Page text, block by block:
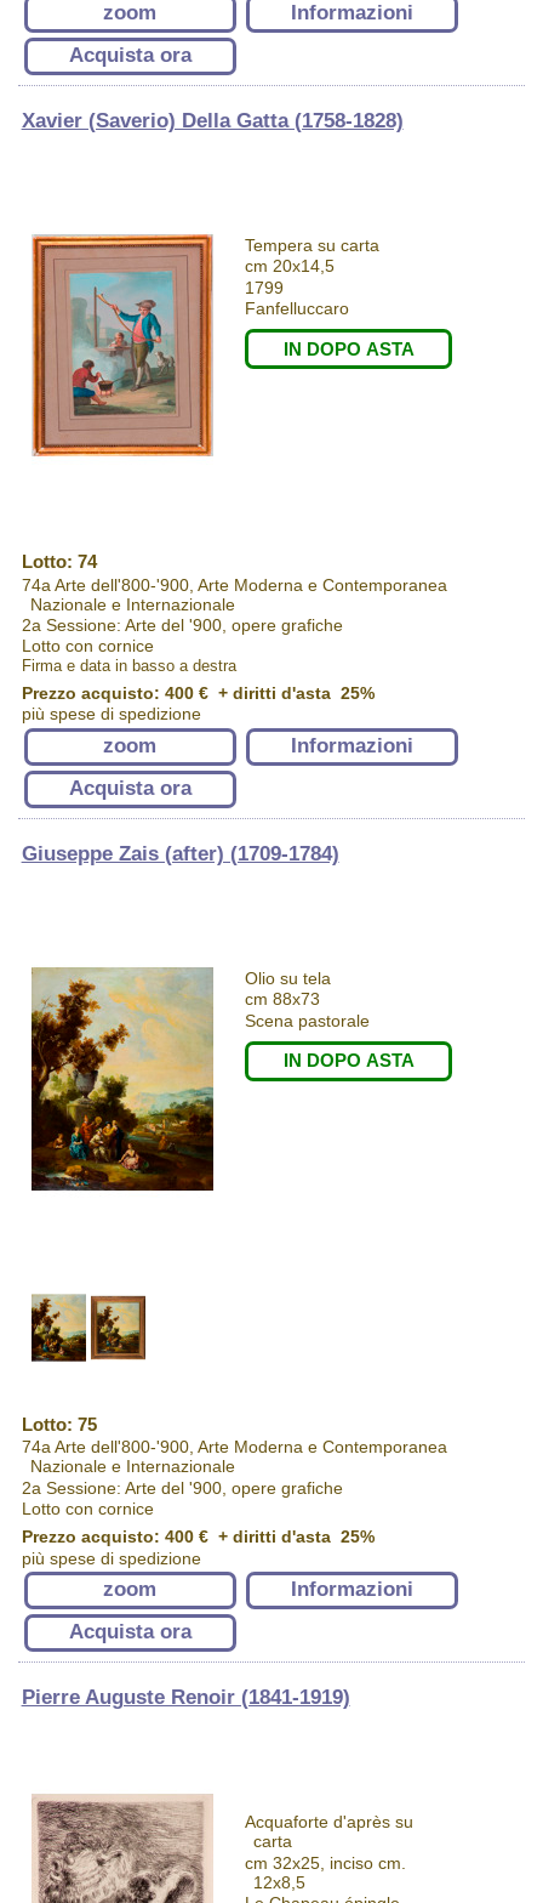
zoom
Informazioni
Acquista ora
Xavier (Saverio) Della Gatta (1758-1828)
Tempera su carta
cm 20x14,5
1799
Fanfelluccaro
IN DOPO ASTA
Lotto: 74
74a Arte dell'800-'900, Arte Moderna e Contemporanea
Nazionale e Internazionale
2a Sessione: Arte del '900, opere grafiche
Lotto con cornice
Firma e data in basso a destra
Prezzo acquisto: 400 €+ diritti d'asta 25%
più spese di spedizione
zoom
Informazioni
Acquista ora
Giuseppe Zais (after) (1709-1784)
Olio su tela
cm 88x73
Scena pastorale
IN DOPO ASTA
Lotto: 75
74a Arte dell'800-'900, Arte Moderna e Contemporanea
Nazionale e Internazionale
2a Sessione: Arte del '900, opere grafiche
Lotto con cornice
Prezzo acquisto: 400 €+ diritti d'asta 25%
più spese di spedizione
zoom
Informazioni
Acquista ora
Pierre Auguste Renoir (1841-1919)
Acquaforte d'après su
carta
cm 32x25, inciso cm.
12x8,5